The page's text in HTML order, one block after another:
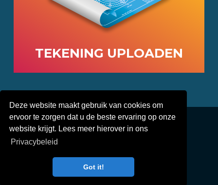
Deze website maakt gebruik van cookies om
ervoor te zorgen dat u de beste ervaring op onze
website krijgt. Lees meer hierover in ons
Privacybeleid
Got it!
TEKENING UPLOADEN
© 2019-2026Electrisol Kunststoffen -Ontwerp:
TheFreshConnection.com
Voorbeelden
Waarom?
Contact